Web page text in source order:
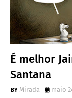
É melhor
Santana
Mirada
maio